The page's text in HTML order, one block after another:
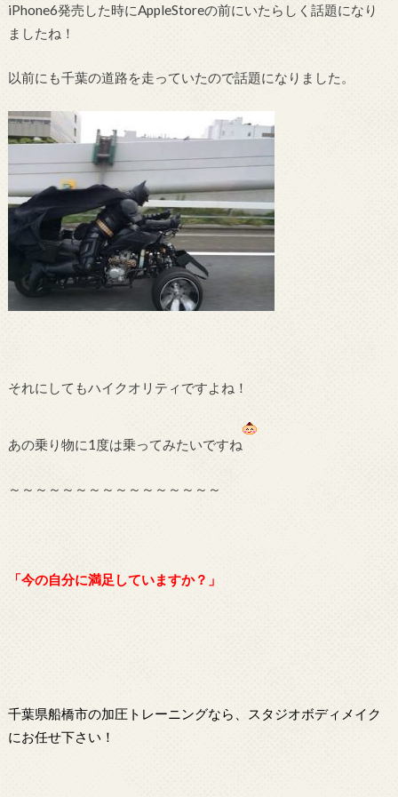
iPhone6発売した時にAppleStoreの前にいたらしく話題になり
ましたね！
以前にも千葉の道路を走っていたので話題になりました。
それにしてもハイクオリティですよね！
あの乗り物に1度は乗ってみたいですね
～～～～～～～～～～～～～～～～
「今の自分に満足していますか？」
千葉県船橋市の加圧トレーニングなら、スタジオボディメイク
にお任せ下さい！